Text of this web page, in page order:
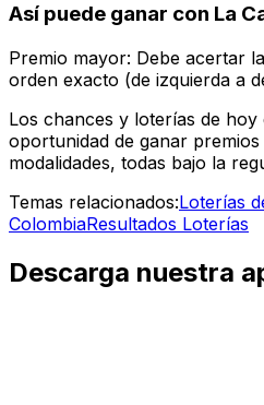
Así puede ganar con La
Premio mayor: Debe acertar
orden exacto (de izquierda a
Los chances y loterías de
oportunidad de ganar
modalidades, todas bajo la
Temas relacionados:Loterías
ColombiaResultados Loterías
Descarga nuestra